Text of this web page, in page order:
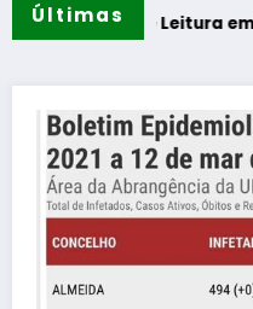
Últimas
de Leitura em Gouveia